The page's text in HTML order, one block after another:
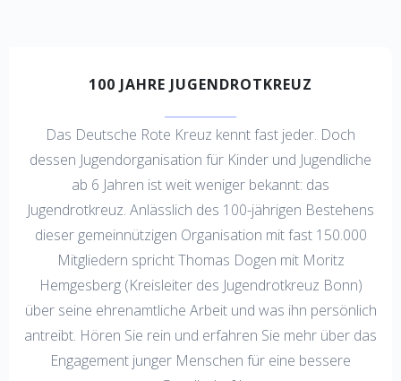
100 JAHRE JUGENDROTKREUZ
Das Deutsche Rote Kreuz kennt fast jeder. Doch
dessen Jugendorganisation für Kinder und Jugendliche
ab 6 Jahren ist weit weniger bekannt: das
Jugendrotkreuz. Anlässlich des 100-jährigen Bestehens
dieser gemeinnützigen Organisation mit fast 150.000
Mitgliedern spricht Thomas Dogen mit Moritz
Hemgesberg (Kreisleiter des Jugendrotkreuz Bonn)
über seine ehrenamtliche Arbeit und was ihn persönlich
antreibt. Hören Sie rein und erfahren Sie mehr über das
Engagement junger Menschen für eine bessere